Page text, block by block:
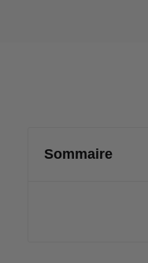
Sommaire